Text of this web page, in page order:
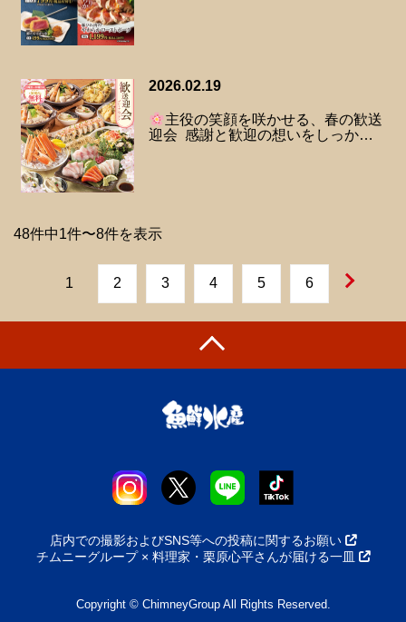
2026.02.19
主役の笑顔を咲かせる、春の歓送
迎会 感謝と歓迎の想いをしっか…
48件中1件〜8件を表示
1 2 3 4 5 6
店内での撮影およびSNS等への投稿に関するお願い
チムニーグループ × 料理家・栗原心平さんが届ける一皿
Copyright © ChimneyGroup All Rights Reserved.